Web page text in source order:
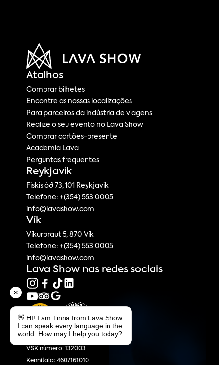
Atalhos
Comprar bilhetes
Encontre as nossas localizações
Para parceiros da indústria de viagens
Realize o seu evento no Lava Show
Comprar cartões-presente
Academia Lava
Perguntas frequentes
Reykjavík
Fiskislóð 73, 101 Reykjavik
Telefone: +(354) 553 0005
info@lavashow.com
Vík
Víkurbraut 5, 870 Vík
Telefone: +(354) 553 0005
info@lavashow.com
Lava Show nas redes sociais
Show de Lava
VSK número: 132003
Kennitala: 4607161010
👋 HI! I am Tinna from Lava Show.
I can speak every language in the
world. How may I help you today?